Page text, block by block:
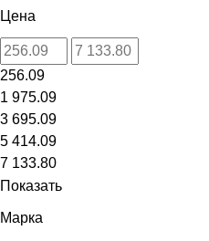
Цена
256.09
1 975.09
3 695.09
5 414.09
7 133.80
Показать
Марка